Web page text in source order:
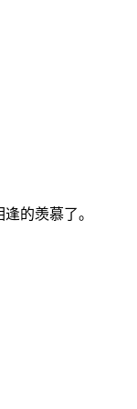
的羡慕了。